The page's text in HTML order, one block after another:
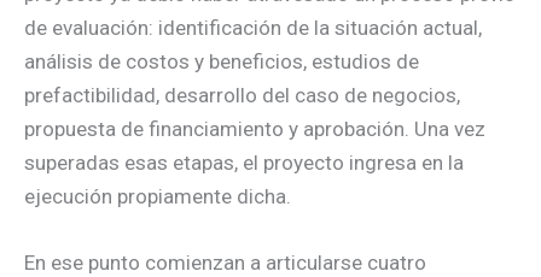
de evaluación: identificación de la situación actual,
análisis de costos y beneficios, estudios de
prefactibilidad, desarrollo del caso de negocios,
propuesta de financiamiento y aprobación. Una vez
superadas esas etapas, el proyecto ingresa en la
ejecución propiamente dicha.
En ese punto comienzan a articularse cuatro